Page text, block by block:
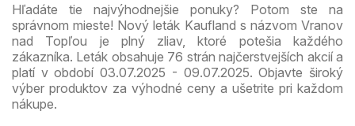
Hľadáte tie najvýhodnejšie ponuky? Potom ste na
správnom mieste! Nový leták Kaufland s názvom Vranov
nad Topľou je plný zliav, ktoré potešia každého
zákazníka. Leták obsahuje 76 strán najčerstvejších akcií a
platí v období 03.07.2025 - 09.07.2025. Objavte široký
výber produktov za výhodné ceny a ušetrite pri každom
nákupe.